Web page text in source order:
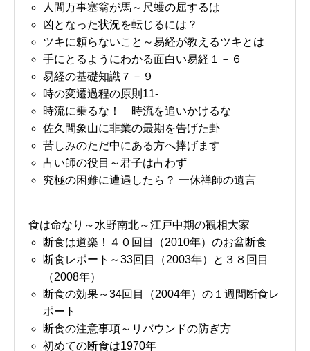
人間万事塞翁が馬～尺蠖の屈するは
凶となった状況を転じるには？
ツキに頼らないこと～易経が教えるツキとは
手にとるようにわかる面白い易経１－６
易経の基礎知識７－９
時の変遷過程の原則11-
時流に乗るな！ 時流を追いかけるな
佐久間象山に非業の最期を告げた卦
苦しみのただ中にある方へ捧げます
占い師の役目～君子は占わず
究極の困難に遭遇したら？ 一休禅師の遺言
食は命なり～水野南北～江戸中期の観相大家
断食は道楽！４０回目（2010年）のお盆断食
断食レポート～33回目（2003年）と３８回目
（2008年）
断食の効果～34回目（2004年）の１週間断食レ
ポート
断食の注意事項～リバウンドの防ぎ方
初めての断食は1970年